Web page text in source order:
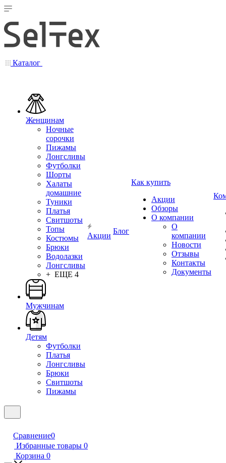
Каталог
Женщинам
Ночные
сорочки
Пижамы
Лонгсливы
Футболки
Шорты
Халаты
домашние
Туники
Платья
Свитшоты
Топы
Костюмы
Брюки
Водолазки
Лонгсливы
+ ЕЩЕ 4
Мужчинам
Детям
Футболки
Платья
Лонгсливы
Брюки
Свитшоты
Пижамы
Акции
Блог
Как купить
Акции
Обзоры
О компании
О
компании
Новости
Отзывы
Контакты
Документы
Сравнение0
Избранные товары 0
Корзина 0